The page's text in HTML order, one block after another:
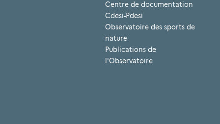
Centre de documentation
Cdesi-Pdesi
Observatoire des sports de
nature
Publications de
l'Observatoire